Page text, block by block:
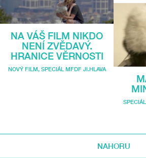
NA VÁŠ FILM NIKDO
NENÍ ZVĚDAVÝ.
HRANICE VĚRNOSTI
NOVÝ FILM, SPECIÁL MFDF JI.HLAVA
NAHORU